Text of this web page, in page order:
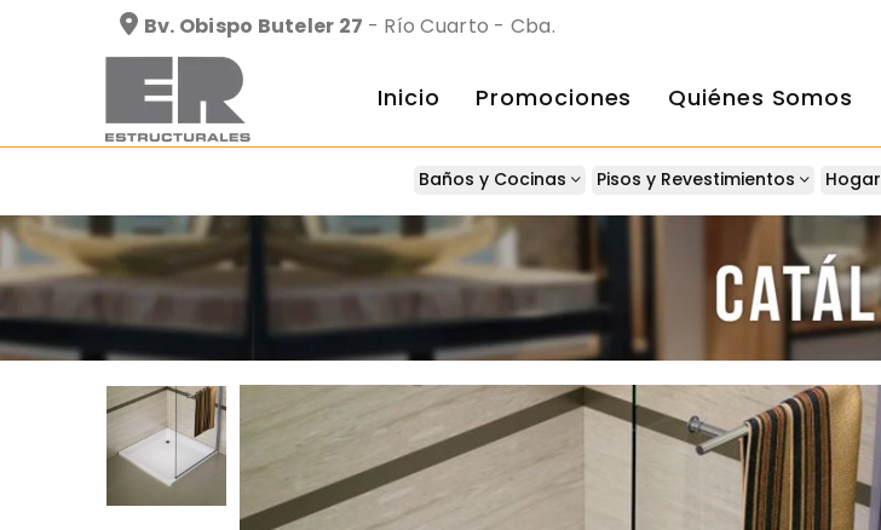
Bv. Obispo Buteler 27 - Río Cuarto - Cba.
Inicio Promociones Quiénes Somos
Baños y Cocinas Pisos y Revestimientos Hogar